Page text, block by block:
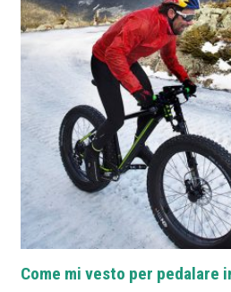
Come mi vesto per pedalare